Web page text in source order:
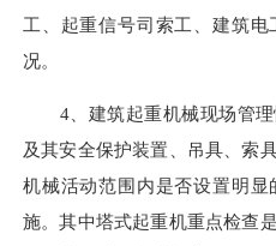
工、起重信号司索工、建筑
况。
4、建筑起重机械现场管理
及其安全保护装置、吊具、索
机械活动范围内是否设置明
施。其中塔式起重机重点检查